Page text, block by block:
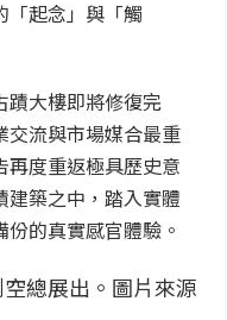
「起念」與「觸
蹟大樓即將修復完
交流與市場媒合最重
度重返極具歷史意
築之中，踏入實體
的真實感官體驗。